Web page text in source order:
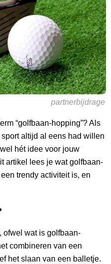
partnerbijdrage
“golfbaan-hopping”? Als
altijd al eens had willen
hét idee voor jouw
artikel lees je wat golfbaan-
trendy activiteit is, en
ofwel wat is golfbaan-
combineren van een
het slaan van een balletje.